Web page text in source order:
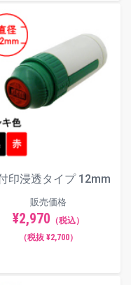
印浸透タイプ 12mm
販売価格
¥2,970 （税込）
（税抜 ¥2,700）